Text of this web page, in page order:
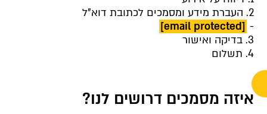
2. העברת מידע ומסמכים לכתובת דוא"ל
-
[email protected]
3. בדיקה ואישור
4. תשלום
איזה מסמכים דרושים לנו?